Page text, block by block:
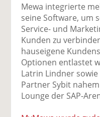
Mewa integrierte
seine Software, um
Service- und
Kunden zu
hauseigene
Optionen entlastet
Latrin Lindner
Partner Sybit
Lounge der SAP-